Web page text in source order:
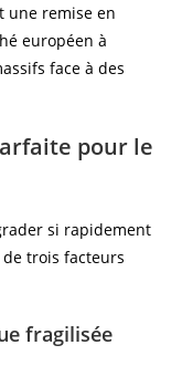
une remise en
européen à
face à des
pour le
si rapidement
de trois facteurs
fragilisée